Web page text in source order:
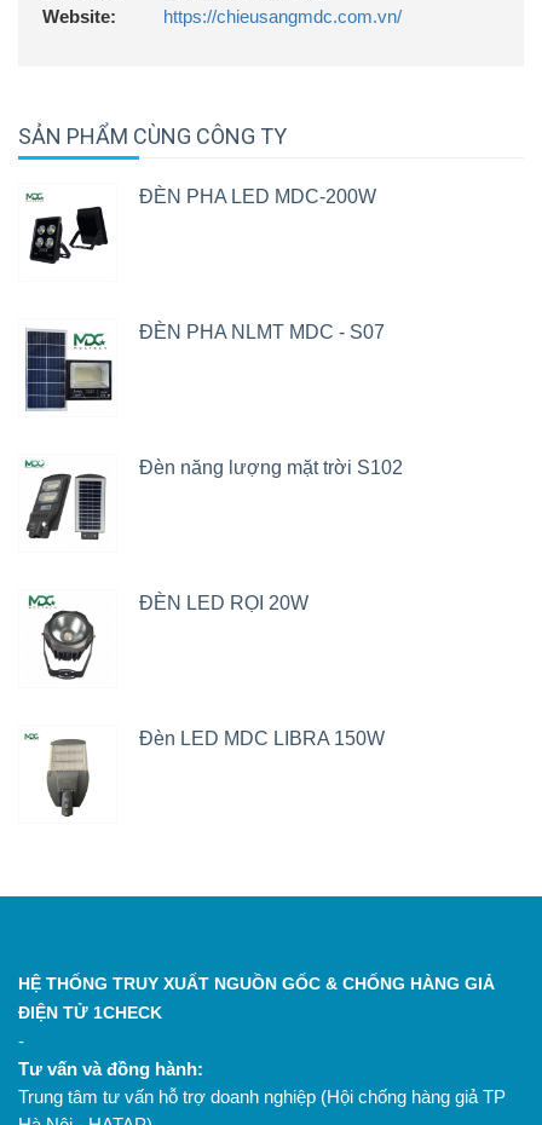
Website:
https://chieusangmdc.com.vn/
SẢN PHẨM CÙNG CÔNG TY
ĐÈN PHA LED MDC-200W
ĐÈN PHA NLMT MDC - S07
Đèn năng lượng mặt trời S102
ĐÈN LED RỌI 20W
Đèn LED MDC LIBRA 150W
HỆ THỐNG TRUY XUẤT NGUỒN GỐC & CHỐNG HÀNG GIẢ
ĐIỆN TỬ 1CHECK
-
Tư vấn và đồng hành:
Trung tâm tư vấn hỗ trợ doanh nghiệp (Hội chống hàng giả TP